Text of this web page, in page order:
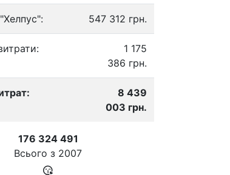
547 312 грн.
1 175
386 грн.
8 439
003 грн.
176 324 491
Всього з 2007